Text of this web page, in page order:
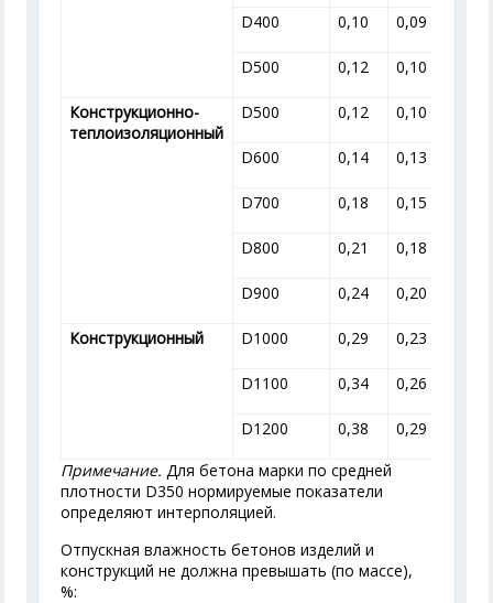
D400 0,10 0,09
D500 0,12 0,10
Конструкционно-
теплоизоляционный
D500 0,12 0,10
D600 0,14 0,13
D700 0,18 0,15
D800 0,21 0,18
D900 0,24 0,20
Конструкционный D1000 0,29 0,23
D1100 0,34 0,26
D1200 0,38
0,29
Примечание. Для бетона марки по средней
плотности D350 нормируемые показатели
определяют интерполяцией.
Отпускная влажность бетонов изделий и
конструкций не должна превышать (по массе),
%: